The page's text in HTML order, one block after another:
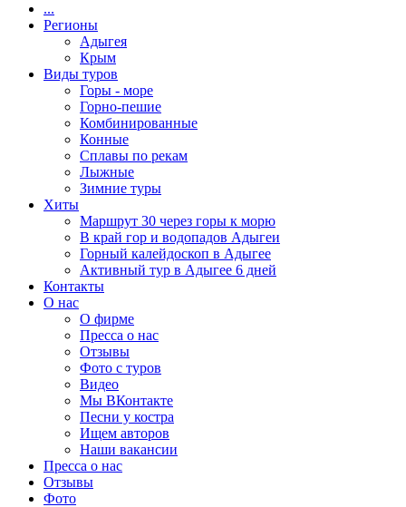
...
Регионы
Адыгея
Крым
Виды туров
Горы - море
Горно-пешие
Комбинированные
Конные
Сплавы по рекам
Лыжные
Зимние туры
Хиты
Маршрут 30 через горы к морю
В край гор и водопадов Адыгеи
Горный калейдоскоп в Адыгее
Активный тур в Адыгее 6 дней
Контакты
О нас
О фирме
Пресса о нас
Отзывы
Фото с туров
Видео
Мы ВКонтакте
Песни у костра
Ищем авторов
Наши вакансии
Пресса о нас
Отзывы
Фото